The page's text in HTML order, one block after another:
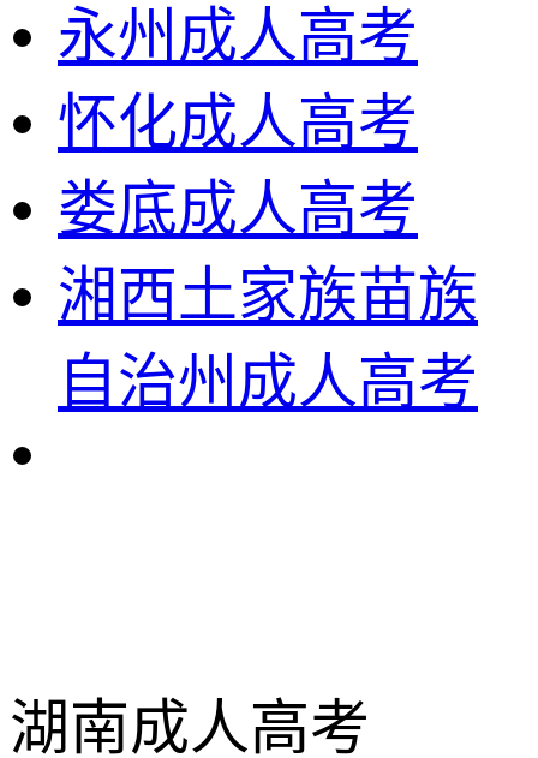
永州成人高考
怀化成人高考
娄底成人高考
湘西土家族苗族
自治州成人高考
湖南成人高考